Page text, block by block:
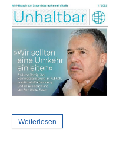
Weiterlesen